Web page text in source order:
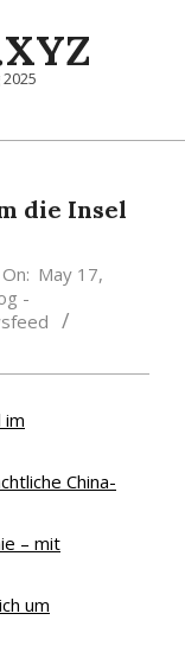
die Insel
On: May 17,
-
im
China-
– mit
um